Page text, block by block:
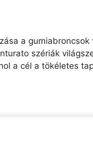
:
a
szériák
a cél a tökéletes